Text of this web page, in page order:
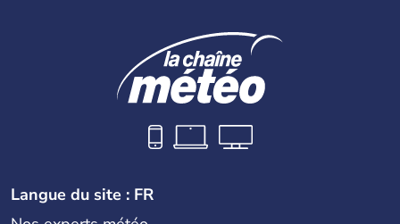
Langue du site : FR